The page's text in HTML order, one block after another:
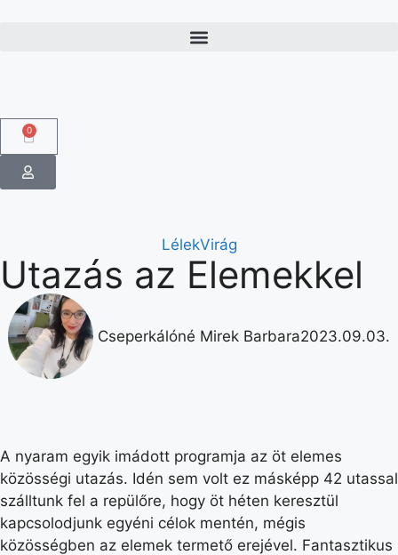
0
LélekVirág
Utazás az Elemekkel
Cseperkálóné Mirek Barbara2023.09.03.
A nyaram egyik imádott programja az öt elemes
közösségi utazás. Idén sem volt ez másképp 42 utassal
szálltunk fel a repülőre, hogy öt héten keresztül
kapcsolodjunk egyéni célok mentén, mégis
közösségben az elemek termető erejével. Fantasztikus